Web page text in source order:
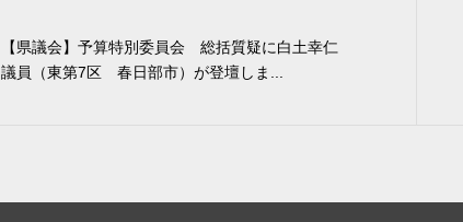
【県議会】予算特別委員会 総括質疑に白土幸仁
議員（東第7区 春日部市）が登壇しま...